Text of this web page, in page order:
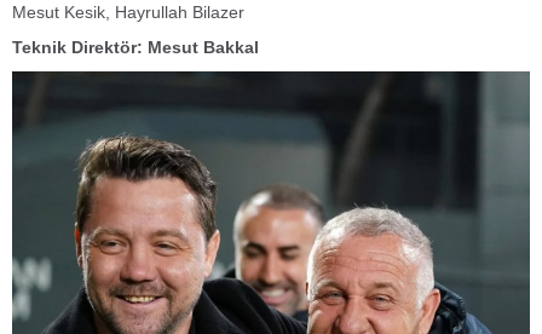
Mesut Kesik, Hayrullah Bilazer
Teknik Direktör: Mesut Bakkal